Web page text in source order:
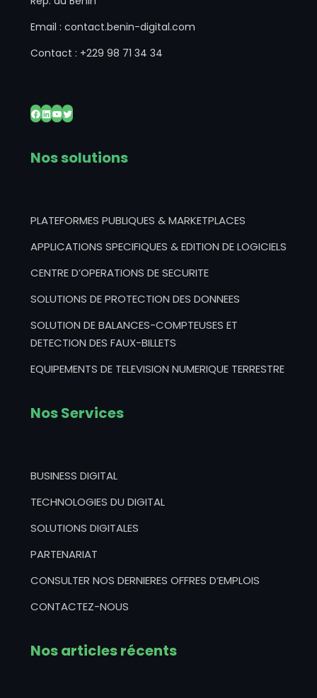
Email : contact.benin-digital.com
Contact : +229 98 71 34 34
Facebook
LinkedIn
YouTube
Twitter
Nos solutions
PLATEFORMES PUBLIQUES & MARKETPLACES
APPLICATIONS SPECIFIQUES & EDITION DE LOGICIELS
CENTRE D’OPERATIONS DE SECURITE
SOLUTIONS DE PROTECTION DES DONNEES
SOLUTION DE BALANCES-COMPTEUSES ET
DETECTION DES FAUX-BILLETS
EQUIPEMENTS DE TELEVISION NUMERIQUE TERRESTRE
Nos Services
BUSINESS DIGITAL
TECHNOLOGIES DU DIGITAL
SOLUTIONS DIGITALES
PARTENARIAT
CONSULTER NOS DERNIERES OFFRES D’EMPLOIS
CONTACTEZ-NOUS
Nos articles récents